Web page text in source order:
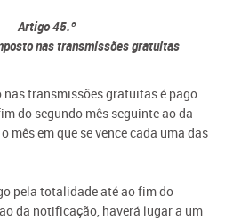
Artigo 45.º
nas transmissões gratuitas
transmissões gratuitas é pago
do segundo mês seguinte ao da
mês em que se vence cada uma das
pela totalidade até ao fim do
da notificação, haverá lugar a um